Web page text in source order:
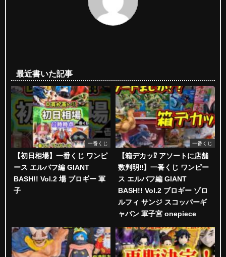
最近書いた記事
一番くじ
【初日相場】一番くじ ワンピ
ース エルバフ編 GIANT
BASH!! Vol.2 場 ブロギー 軍
子
一番くじ
【箱デカッ⁉︎ アソートに店舗
数判明‼︎】一番くじ ワンピー
ス エルバフ編 GIANT
BASH!! Vol.2 ブロギー ゾロ
ルフィ サンジ スコッパーギ
ャバン 軍子宮 onepiece